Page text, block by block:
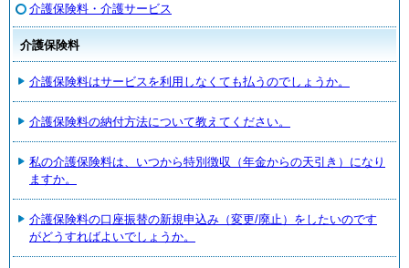
介護保険料・介護サービス
介護保険料
介護保険料はサービスを利用しなくても払うのでしょうか。
介護保険料の納付方法について教えてください。
私の介護保険料は、いつから特別徴収（年金からの天引き）になり
ますか。
介護保険料の口座振替の新規申込み（変更/廃止）をしたいのです
がどうすればよいでしょうか。